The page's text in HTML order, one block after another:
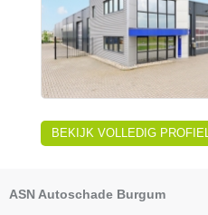
BEKIJK VOLLEDIG PROFIEL
ASN Autoschade Burgum